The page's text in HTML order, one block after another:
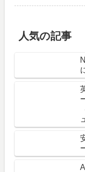
人気の記事